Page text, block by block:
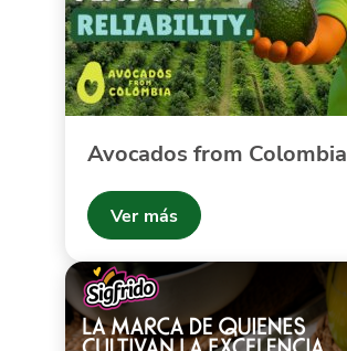
Avocados from Colombia
Ver más